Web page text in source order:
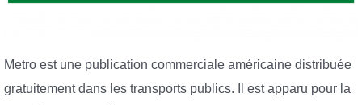
Metro est une publication commerciale américaine distribuée
gratuitement dans les transports publics. Il est apparu pour la